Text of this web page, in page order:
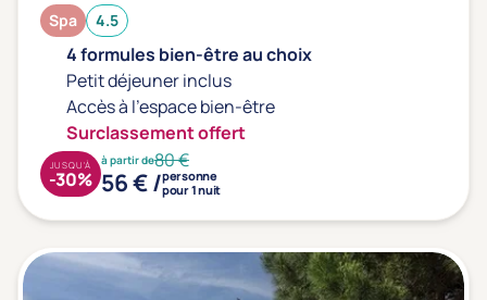
Spa 4.5
4 formules bien-être au choix
Petit déjeuner inclus
Accès à l'espace bien-être
Surclassement offert
à partir de80 €
56 € /personne
pour 1 nuit
JUSQU'À
-30%